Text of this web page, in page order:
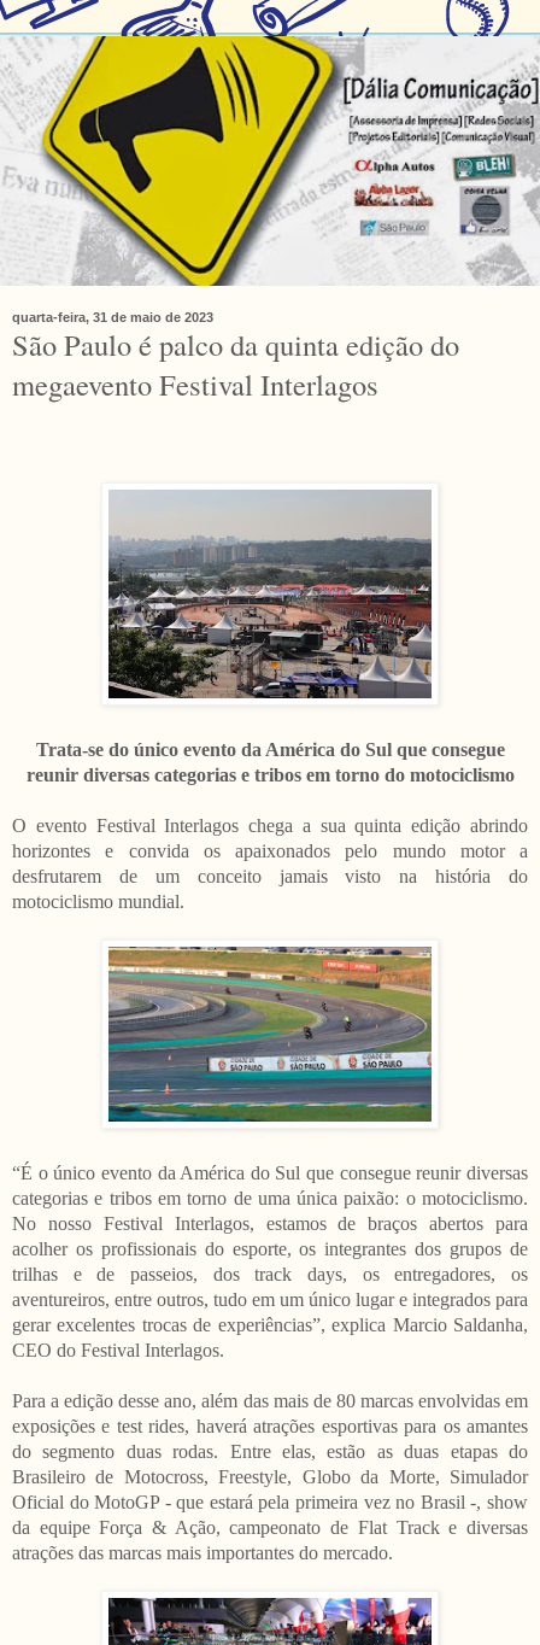
quarta-feira, 31 de maio de 2023
São Paulo é palco da quinta edição do
megaevento Festival Interlagos
Trata-se do único evento da América do Sul que consegue
reunir diversas categorias e tribos em torno do motociclismo
O evento Festival Interlagos chega a sua quinta edição abrindo
horizontes e convida os apaixonados pelo mundo motor a
desfrutarem de um conceito jamais visto na história do
motociclismo mundial.
“É o único evento da América do Sul que consegue reunir diversas
categorias e tribos em torno de uma única paixão: o motociclismo.
No nosso Festival Interlagos, estamos de braços abertos para
acolher os profissionais do esporte, os integrantes dos grupos de
trilhas e de passeios, dos track days, os entregadores, os
aventureiros, entre outros, tudo em um único lugar e integrados para
gerar excelentes trocas de experiências”, explica Marcio Saldanha,
CEO do Festival Interlagos.
Para a edição desse ano, além das mais de 80 marcas envolvidas em
exposições e test rides, haverá atrações esportivas para os amantes
do segmento duas rodas. Entre elas, estão as duas etapas do
Brasileiro de Motocross, Freestyle, Globo da Morte, Simulador
Oficial do MotoGP - que estará pela primeira vez no Brasil -, show
da equipe Força & Ação, campeonato de Flat Track e diversas
atrações das marcas mais importantes do mercado.